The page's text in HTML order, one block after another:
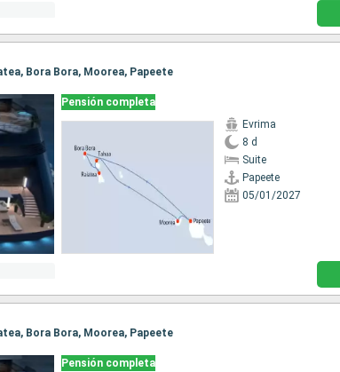
Bora Bora, Moorea, Papeete
Pensión completa
Evrima
8 d
Suite
Papeete
05/01/2027
Bora Bora, Moorea, Papeete
Pensión completa